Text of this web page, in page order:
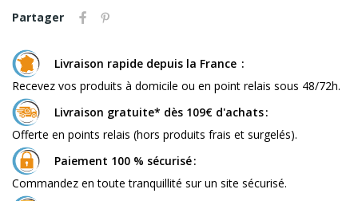
Partager
Livraison rapide depuis la France
Recevez vos produits à domicile ou en point relais sous 48/72h.
Livraison gratuite* dès 109€ d'achats
Offerte en points relais (hors produits frais et surgelés).
Paiement 100 % sécurisé
Commandez en toute tranquillité sur un site sécurisé.